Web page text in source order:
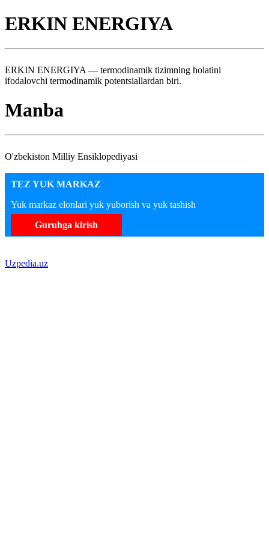
ERKIN ENERGIYA
ERKIN ENERGIYA — termodinamik tizimning holatini
ifodalovchi termodinamik potentsiallardan biri.
Manba
O'zbekiston Milliy Ensiklopediyasi
TEZ YUK MARKAZ
Yuk markaz elonlari yuk yuborish va yuk tashish
Guruhga kirish
Uzpedia.uz